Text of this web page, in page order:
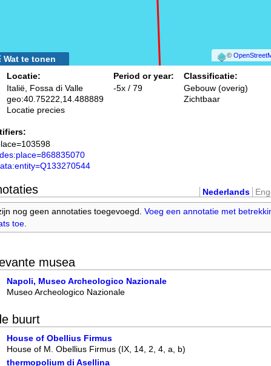
©
Wat te tonen
Locatie:
Italië, Fossa di Valle
geo:40.75222,14.488889
Locatie precies
Period or year:
-5x / 79
Classificatie:
Gebouw (overig)
Zichtbaar
Nederlands
nog geen annotaties toegevoegd. Voeg een annotatie met
toe
musea
Napoli, Museo Archeologico Nazionale
Museo Archeologico Nazionale
buurt
House of Obellius Firmus
House of M. Obellius Firmus (IX, 14, 2, 4, a, b)
thermopolium di Asellina